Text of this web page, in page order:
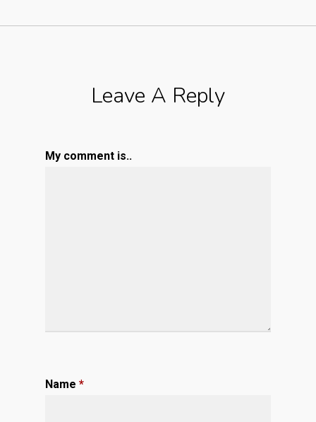
Leave A Reply
My comment is..
Name *